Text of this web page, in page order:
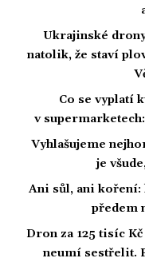
Ukrajinské
natolik, že staví
Co se vyplatí
v
Vyhlašujeme
je
Ani sůl, ani koření:
předem
Dron za 125 tisíc
neumí sestřelit.